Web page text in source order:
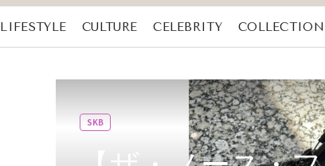
LIFESTYLE CULTURE CELEBRITY COLLECTION
SKB